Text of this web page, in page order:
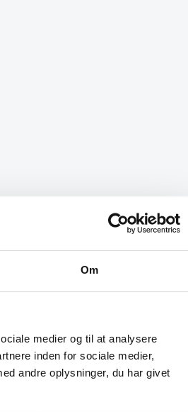
Om
medier og til at analysere
inden for sociale medier,
andre oplysninger, du har givet
“kompetente folk”